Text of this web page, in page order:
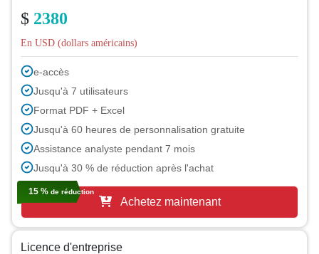
$ 2380
En USD (dollars américains)
e-accès
Jusqu'à 7 utilisateurs
Format PDF + Excel
Jusqu'à 60 heures de personnalisation gratuite
Assistance analyste pendant 7 mois
Jusqu'à 30 % de réduction après l'achat
15 % de réduction
Achetez maintenant
Licence d'entreprise